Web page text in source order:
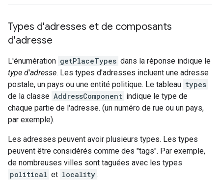
Types d'adresses et de composants
d'adresse
L'énumération getPlaceTypes dans la réponse indique le
type d'adresse. Les types d'adresses incluent une adresse
postale, un pays ou une entité politique. Le tableau types
de la classe AddressComponent indique le type de
chaque partie de l'adresse. (un numéro de rue ou un pays,
par exemple).
Les adresses peuvent avoir plusieurs types. Les types
peuvent être considérés comme des "tags". Par exemple,
de nombreuses villes sont taguées avec les types
political et locality .